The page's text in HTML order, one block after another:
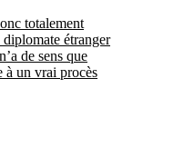
totalement
diplomate étranger
de sens que
à un vrai procès